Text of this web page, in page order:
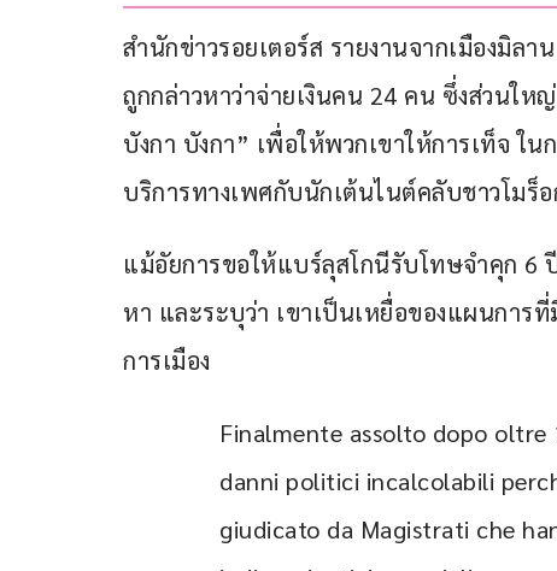
สำนักข่าวรอยเตอร์ส รายงานจากเมืองมิล
ถูกกล่าวหาว่าจ่ายเงินคน 24 คน ซึ่งส่วนใ
บังกา บังกา” เพื่อให้พวกเขาให้การเท็จ ใ
บริการทางเพศกับนักเต้นไนต์คลับชาวโมร็อ
แม้อัยการขอให้แบร์ลุสโกนีรับโทษจำคุก 6
หา และระบุว่า เขาเป็นเหยื่อของแผนการ
การเมือง
Finalmente assolto dopo
danni politici incalcolabili
giudicato da Magistrati che